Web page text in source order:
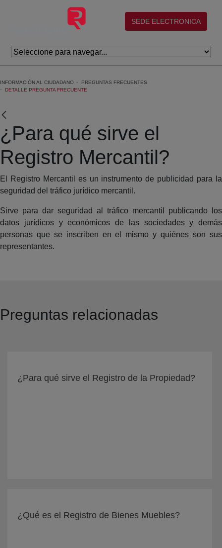
Saltar al contenido principal
(abre en nueva ventana)
SEDE ELECTRONICA
INFORMACIÓN AL CIUDADANO
PREGUNTAS FRECUENTES
DETALLE PREGUNTA FRECUENTE
¿Para qué sirve el
Registro Mercantil?
El Registro Mercantil es un instrumento de publicidad para la
seguridad del tráfico jurídico mercantil.
Sirve para dar seguridad al tráfico mercantil publicando los
datos jurídicos y económicos de las sociedades y demás
personas que se inscriben en el mismo y quiénes son sus
representantes.
Preguntas relacionadas
¿Para qué sirve el Registro de la Propiedad?
¿Qué es el Registro de Bienes Muebles?